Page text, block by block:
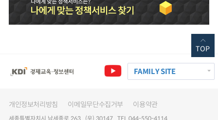
FAMILY SITE
개인정보처리방침 이메일무단수집거부 이용약관
세종특별자치시 남세종로 263 (우) 30147 TEL 044-550-4114
TOP